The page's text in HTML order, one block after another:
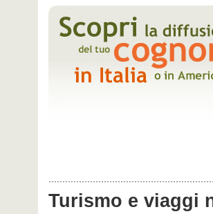
Turismo e viaggi